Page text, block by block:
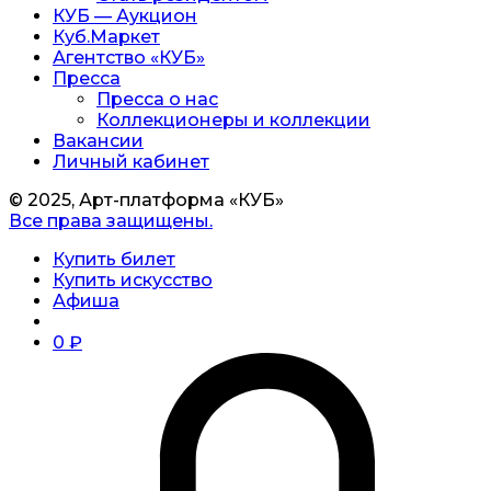
КУБ — Аукцион
Куб.Маркет
Агентство «КУБ»
Пресса
Пресса о нас
Коллекционеры и коллекции
Вакансии
Личный кабинет
© 2025, Арт-платформа «КУБ»
Все права защищены.
Купить билет
Купить искусство
Афиша
0 ₽